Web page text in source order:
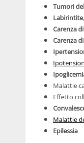
Tumori
Labirintite
Carenza
Carenza
Malattie
Effetto
Malattie
Epilessia